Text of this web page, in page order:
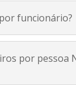
funcionário?
por pessoa